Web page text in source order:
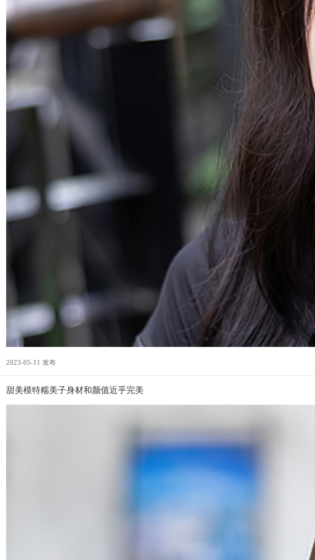
2023-05-11 发布
甜美模特糯美子身材和颜值近乎完美